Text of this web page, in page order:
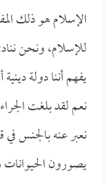
الإسلام هو ذلك
للإسلام، ونحن
يفهم أننا دولة
نعم لقد بلغت
نعبر عنه بالجنس
يصورون